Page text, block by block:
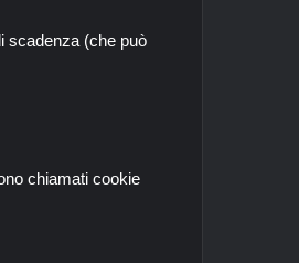
scadenza (che può
chiamati cookie